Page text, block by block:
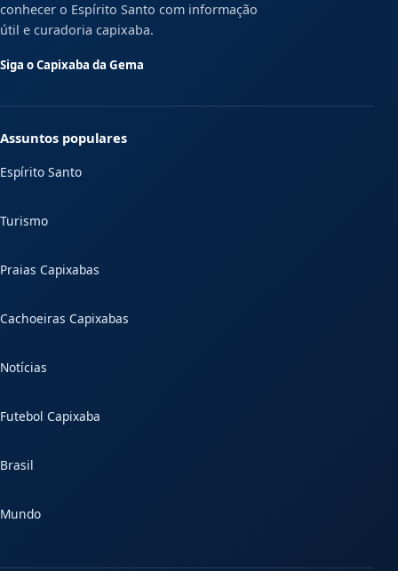
conhecer o Espírito Santo com informação
útil e curadoria capixaba.
Siga o Capixaba da Gema
Assuntos populares
Espírito Santo
Turismo
Praias Capixabas
Cachoeiras Capixabas
Notícias
Futebol Capixaba
Brasil
Mundo